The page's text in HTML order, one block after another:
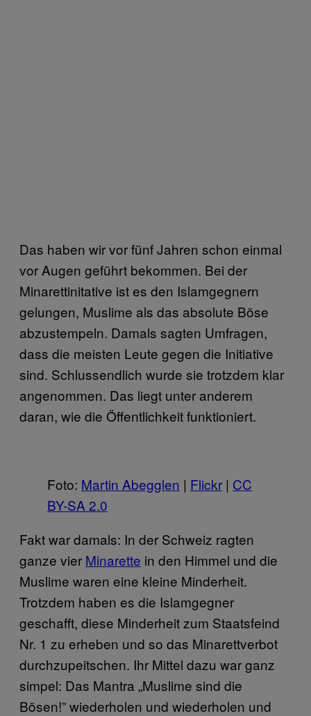
Das haben wir vor fünf Jahren schon einmal
vor Augen geführt bekommen. Bei der
Minarettinitative ist es den Islamgegnern
gelungen, Muslime als das absolute Böse
abzustempeln. Damals sagten Umfragen,
dass die meisten Leute gegen die Initiative
sind. Schlussendlich wurde sie trotzdem klar
angenommen. Das liegt unter anderem
daran, wie die Öffentlichkeit funktioniert.
Foto: Martin Abegglen | Flickr | CC
BY-SA 2.0
Fakt war damals: In der Schweiz ragten
ganze vier Minarette in den Himmel und die
Muslime waren eine kleine Minderheit.
Trotzdem haben es die Islamgegner
geschafft, diese Minderheit zum Staatsfeind
Nr. 1 zu erheben und so das Minarettverbot
durchzupeitschen. Ihr Mittel dazu war ganz
simpel: Das Mantra „Muslime sind die
Bösen!” wiederholen und wiederholen und